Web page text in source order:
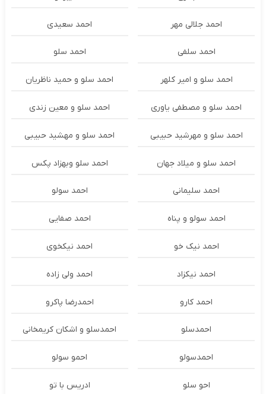
احمد جلالی مهر احمد سعیدی
احمد سلفی احمد سلو
احمد سلو و امیر کلهر احمد سلو و حمید ناظریان
احمد سلو و مصطفی یاوری احمد سلو و معین زندی
احمد سلو و مهرشید حبیبی احمد سلو و مهشید حبیبی
احمد سلو و میلاد جهان احمد سلو وبهزاد پکس
احمد سلیمانی احمد سولو
احمد سولو و پناه احمد صفایی
احمد نیک خو احمد نیکخوی
احمد نیکزاد احمد ولی زاده
احمد کارو احمدرضا پاکرو
احمدسلو احمدسلو و اشکان کریمخانی
احمدسولو احمو سولو
احو سلو ادریس با تو